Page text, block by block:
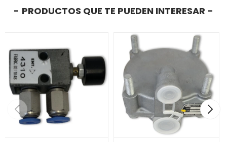
PRODUCTOS QUE TE PUEDEN INTERESAR